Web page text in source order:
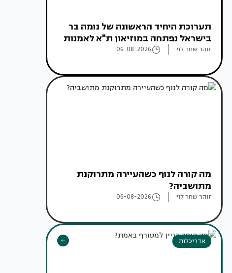
תערוכת היחיד הראשונה של נומה בר
בישראל נפתחה במוזיאון ת"א לאמנות
זוהר שחר לוי 06-08-2026
אדריכלות מהעולם
מה קורה לנוף כשהעיירה מתרוקנת
מתושביה?
זוהר שחר לוי 06-08-2026
אדריכלות